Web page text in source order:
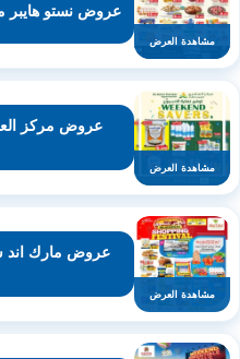
مشاهدة العرض
عروض نستو هايبر ماركت
مشاهدة العرض
مشاهدة العرض